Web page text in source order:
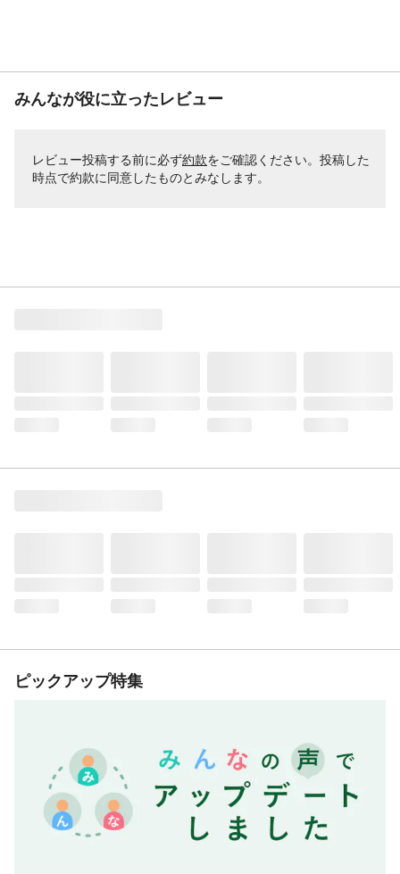
みんなが役に立ったレビュー
レビュー投稿する前に必ず約款をご確認ください。投稿した
時点で約款に同意したものとみなします。
ピックアップ特集